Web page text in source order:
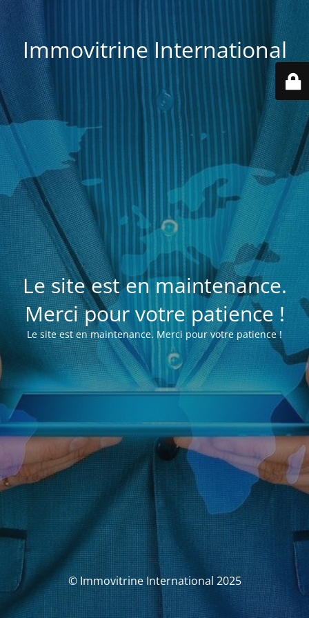
Immovitrine International
Le site est en maintenance.
Merci pour votre patience !
Le site est en maintenance. Merci pour votre patience !
© Immovitrine International 2025